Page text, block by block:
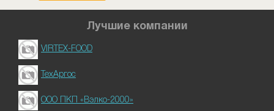
Лучшие компании
VIRTEX-FOOD
ТехАргос
ООО ПКП «Вэлко-2000»